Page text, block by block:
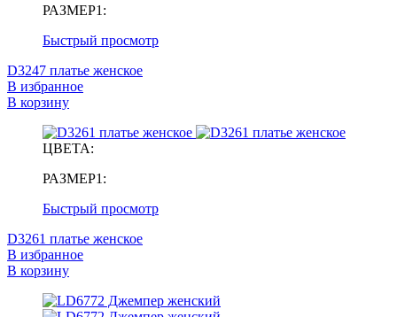
РАЗМЕР1:
Быстрый просмотр
D3247 платье женское
В избранное
В корзину
ЦВЕТА:
РАЗМЕР1:
Быстрый просмотр
D3261 платье женское
В избранное
В корзину